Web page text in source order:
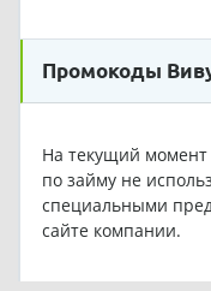
Промокоды
На текущий
по займу не
специальными
сайте компании.